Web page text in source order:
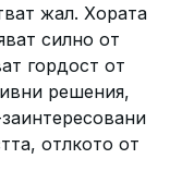
жал. Хората
силно от
гордост от
решения,
отлкото от